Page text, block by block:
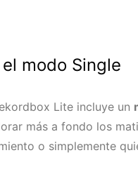
modo Single
Lite incluye un
más a fondo los
o simplemente